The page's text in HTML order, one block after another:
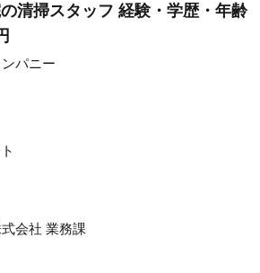
清掃スタッフ 経験・学歴・年齢
パニー
会社 業務課